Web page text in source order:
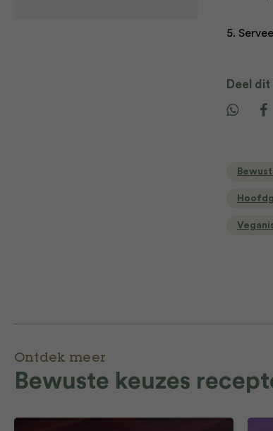
5.
Deel dit
Ontdek meer
Bewuste keuzes